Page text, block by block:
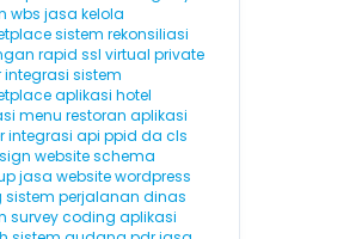
wbs jasa kelola
sistem rekonsiliasi
rapid ssl virtual private
integrasi sistem
aplikasi hotel
menu restoran aplikasi
integrasi api ppid da cls
website schema
jasa website wordpress
sistem perjalanan dinas
survey coding aplikasi